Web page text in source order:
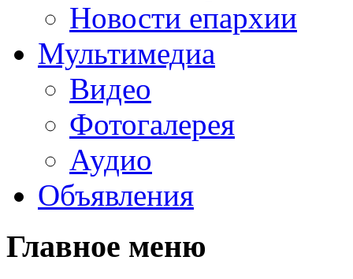
Новости епархии
Мультимедиа
Видео
Фотогалерея
Аудио
Объявления
Главное меню